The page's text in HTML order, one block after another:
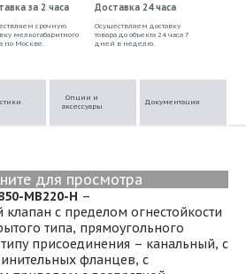
за 2 часа
срочную
мелкогабаритного
по Москве.
Доставка 24 часа
Осуществляем доставку
товара до объекта 24 часа 7
дней в неделю.
Опции и
аксессуары
Документация
для просмотра
МВ220-H –
с пределом огнестойкости
типа, прямоугольного
присоединения – канальный, с
фланцев, с